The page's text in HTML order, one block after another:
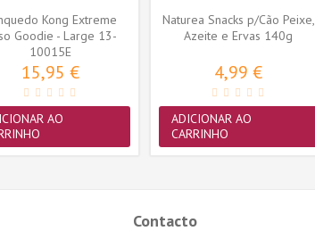
Kong Extreme
Goodie - Large 13-
30Kg (10015E)
10015E
15,95 €
AO
Naturea Snacks p/Cão Peixe,
Azeite e Ervas 140g
4,99 €
ADICIONAR AO
CARRINHO
Contacto